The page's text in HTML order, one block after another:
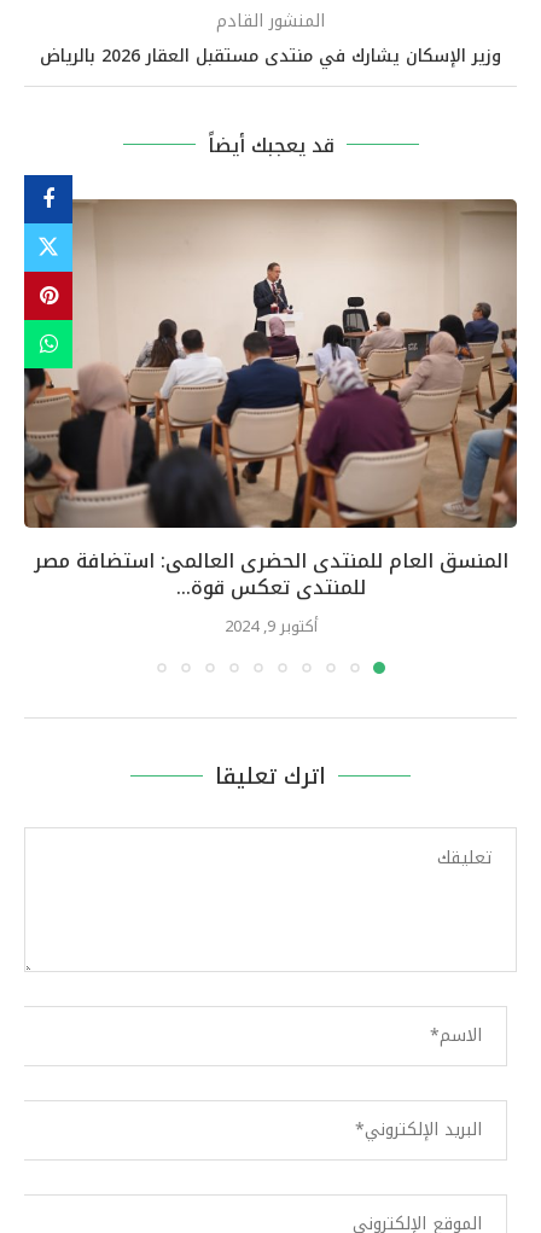
المنشور القادم
وزير الإسكان يشارك في منتدى مستقبل العقار 2026 بالرياض
قد يعجبك أيضاً
المنسق العام للمنتدى الحضرى العالمى: استضافة مصر
للمنتدى تعكس قوة...
أكتوبر 9, 2024
اترك تعليقا